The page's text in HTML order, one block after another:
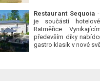
Restaurant Sequoia
je součástí
Ratměřice.
především díky
gastro klasik v nové